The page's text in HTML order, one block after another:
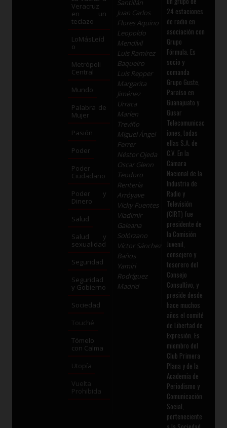
Veracruz
en un
teclazo
LoMásLeíd
o
Metrópoli
Central
Mundo
Palabra de
Mujer
Pasión
Poder
Poder
Ciudadano
Poder y
Dinero
Salud
Salud y
sexualidad
Seguridad
Seguridad
y Gobierno
Sociedad
Touché
Tómelo
con Calma
Utopía
Vuelta
Prohibida
Santillán
Juan Carlos
Flores Aquino
Leopoldo
Mendívil
Luis Ramírez
Baqueiro
Luis Repper
Margarita
Jiménez
Urraca
Marlen
Treviño
Miguel Ángel
Ferrer
Néstor Ojeda
Oscar Glenn
Teodoro
Rentería
Arróyave
Vicky Fuentes
Vladimir
Galeana
Solórzano
Víctor Sánchez
Baños
Yamiri
Rodríguez
Madrid
24 estaciones
de radio en
asociación con
Grupo
Fórmula. Es
socio y
comanda
Grupo Guste,
Paraíso en
Guanajuato y
Gusar
Telecomunicac
iones, todas
ellas S.A. de
C.V. En la
Cámara
Nacional de la
Industria de
Radio y
Televisión
(CIRT) fue
presidente de
la Comisión
Juvenil,
consejero y
tesorero del
Consejo
Consultivo, y
preside desde
hace muchos
años el comité
de Libertad de
Expresión. Es
miembro del
Club Primera
Plana y de la
Academia de
Periodismo y
Comunicación
Social,
perteneciente